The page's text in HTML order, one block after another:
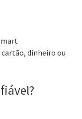
dinheiro ou